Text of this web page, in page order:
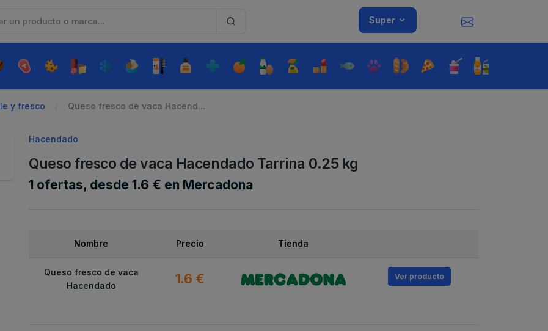
Super
y fresco Queso fresco de vaca Hacend...
Hacendado
Queso fresco de vaca Hacendado Tarrina 0.25 kg
1 ofertas, desde 1.6 € en Mercadona
Nombre Precio Tienda
Queso fresco de vaca
Hacendado
1.6 € Verproducto